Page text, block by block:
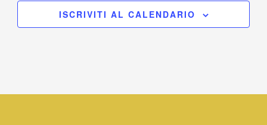
ISCRIVITI AL CALENDARIO